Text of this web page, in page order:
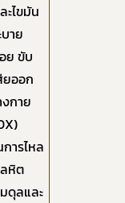
ะไขมัน
าย
ย ขับ
ยออก
กาย
ารไหล
ลหิต
ดุลและ